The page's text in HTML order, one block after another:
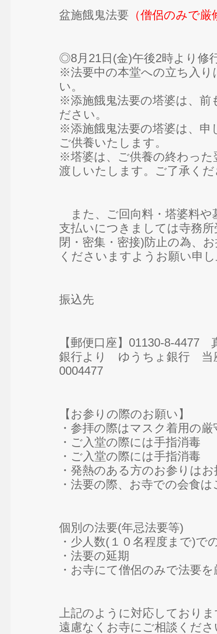
盆施餓鬼法要 （僧侶のみで厳
◎8月21日(金)午後2時より修
※法要中の本堂への立ち入り
い。
※添施餓鬼法要の塔婆は、前
ださい。
※添施餓鬼法要の塔婆は、申
ご供養いたします。
※塔婆は、ご供養の終わった
渡しいたします。ご了承く
また、ご回向料・塔婆料や
支払いにつきましては寺務
閉・密集・密接)防止の為、
くださいますようお願い申
振込先
【郵便口座】01130-8-4477
銀行より ゆうちょ銀行
0004477
【お参りの際のお願い】
・参拝の際はマスク着用の厳
・ご入堂の際には手指消毒
・ご入堂の際には手指消毒
・発熱のある方のお参りは
・法要の際、お寺での会食
個別の法要(年忌法要等)
・少人数(１０名程度まで)で
・法要の延期
・お寺にて僧侶のみで法要を
上記のように対応しており
遠慮なくお寺にご相談くださ